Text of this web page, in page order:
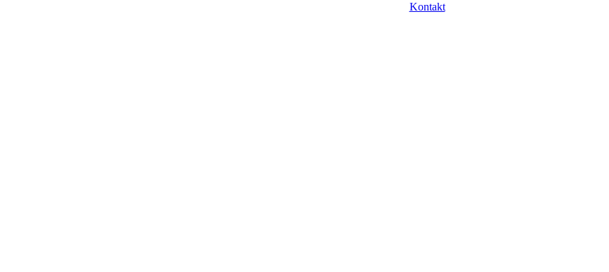
Kontakt